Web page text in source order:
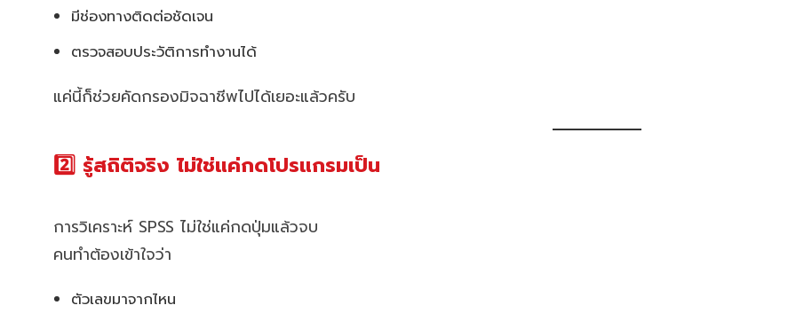
มีช่องทางติดต่อชัดเจน
ตรวจสอบประวัติการทำงานได้
แค่นี้ก็ช่วยคัดกรองมิจฉาชีพไปได้เยอะแล้วครับ
2️⃣ รู้สถิติจริง ไม่ใช่แค่กดโปรแกรมเป็น
การวิเคราะห์ SPSS ไม่ใช่แค่กดปุ่มแล้วจบ
คนทำต้องเข้าใจว่า
ตัวเลขมาจากไหน